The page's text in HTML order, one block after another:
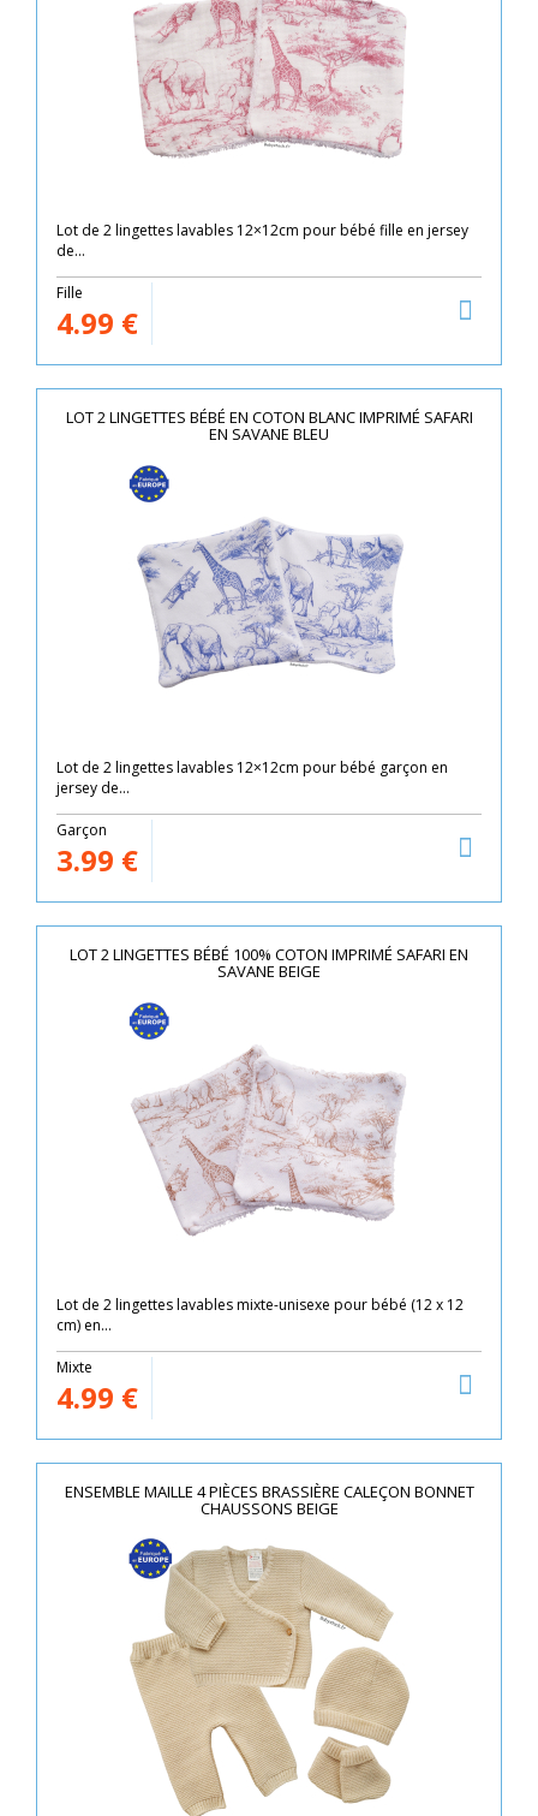
Lot de 2 lingettes lavables 12×12cm pour bébé fille en jersey
de...
Fille
4.99 €
LOT 2 LINGETTES BÉBÉ EN COTON BLANC IMPRIMÉ SAFARI
EN SAVANE BLEU
Lot de 2 lingettes lavables 12×12cm pour bébé garçon en
jersey de...
Garçon
3.99 €
LOT 2 LINGETTES BÉBÉ 100% COTON IMPRIMÉ SAFARI EN
SAVANE BEIGE
Lot de 2 lingettes lavables mixte-unisexe pour bébé (12 x 12
cm) en...
Mixte
4.99 €
ENSEMBLE MAILLE 4 PIÈCES BRASSIÈRE CALEÇON BONNET
CHAUSSONS BEIGE